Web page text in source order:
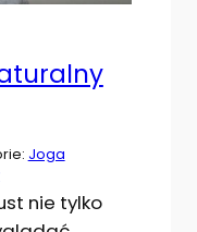
Joga
nie tylko